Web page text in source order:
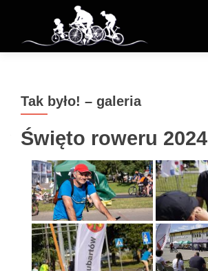
Tak było! – galeria
Święto roweru 2024